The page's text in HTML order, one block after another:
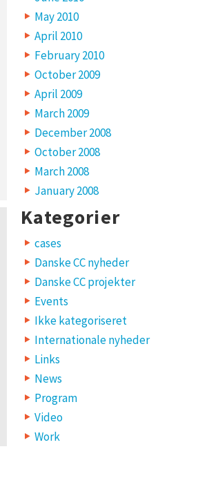
May 2010
April 2010
February 2010
October 2009
April 2009
March 2009
December 2008
October 2008
March 2008
January 2008
Kategorier
cases
Danske CC nyheder
Danske CC projekter
Events
Ikke kategoriseret
Internationale nyheder
Links
News
Program
Video
Work